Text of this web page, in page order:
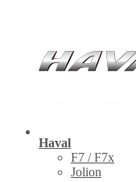
Haval
F7 / F7x
Jolion